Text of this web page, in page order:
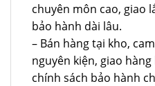
chuyên môn cao, giao
bảo hành dài lâu.
– Bán hàng tại kho,
nguyên kiện, giao
chính sách bảo hành